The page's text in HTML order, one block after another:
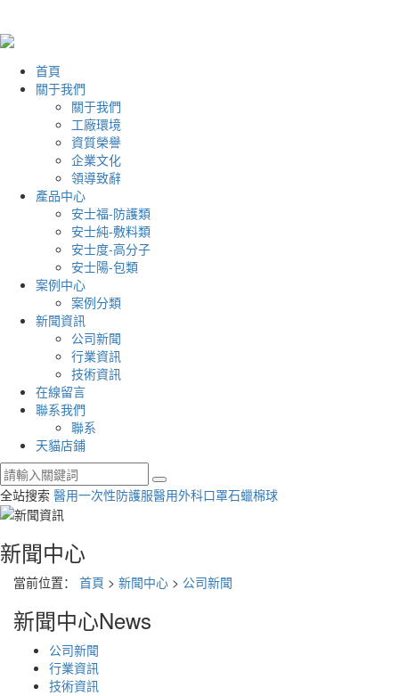
首頁
關于我們
關于我們
工廠環境
資質榮譽
企業文化
領導致辭
產品中心
安士福-防護類
安士純-敷料類
安士度-高分子
安士陽-包類
案例中心
案例分類
新聞資訊
公司新聞
行業資訊
技術資訊
在線留言
聯系我們
聯系
天貓店鋪
全站搜索 醫用一次性防護服醫用外科口罩石蠟棉球
新聞中心
當前位置： 首頁 > 新聞中心 > 公司新聞
新聞中心News
公司新聞
行業資訊
技術資訊